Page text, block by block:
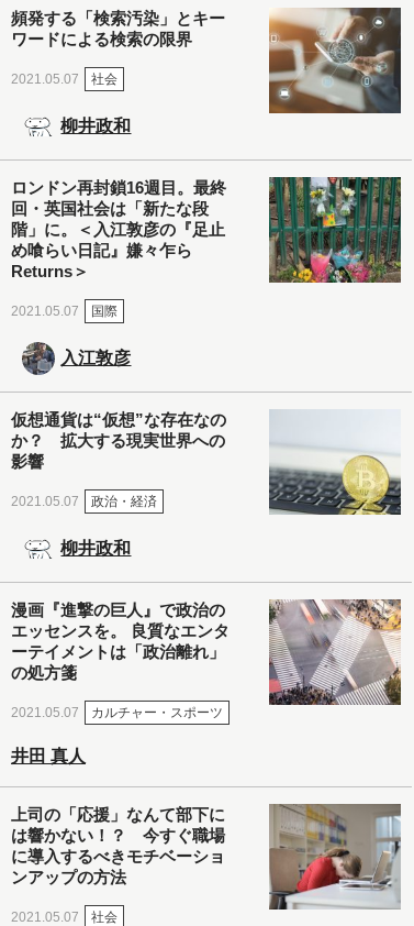
頻発する「検索汚染」とキー
ワードによる検索の限界
2021.05.07 社会
柳井政和
ロンドン再封鎖16週目。最終
回・英国社会は「新たな段
階」に。＜入江敦彦の『足止
め喰らい日記』嫌々乍ら
Returns＞
2021.05.07 国際
入江敦彦
仮想通貨は“仮想”な存在なの
か？ 拡大する現実世界への
影響
2021.05.07 政治・経済
柳井政和
漫画『進撃の巨人』で政治の
エッセンスを。 良質なエンタ
ーテイメントは「政治離れ」
の処方箋
2021.05.07 カルチャー・スポーツ
井田 真人
上司の「応援」なんて部下に
は響かない！？ 今すぐ職場
に導入するべきモチベーショ
ンアップの方法
2021.05.07 社会